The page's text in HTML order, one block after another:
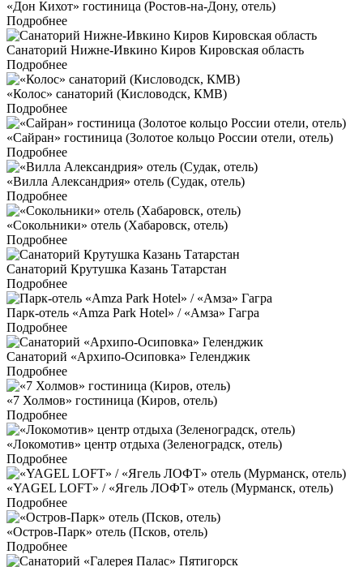
«Дон Кихот» гостиница (Ростов-на-Дону, отель)
Подробнее
Санаторий Нижне-Ивкино Киров Кировская область
Подробнее
«Колос» санаторий (Кисловодск, КМВ)
Подробнее
«Сайран» гостиница (Золотое кольцо России отели, отель)
Подробнее
«Вилла Александрия» отель (Судак, отель)
Подробнее
«Сокольники» отель (Хабаровск, отель)
Подробнее
Санаторий Крутушка Казань Татарстан
Подробнее
Парк-отель «Amza Park Hotel» / «Амза» Гагра
Подробнее
Санаторий «Архипо-Осиповка» Геленджик
Подробнее
«7 Холмов» гостиница (Киров, отель)
Подробнее
«Локомотив» центр отдыха (Зеленоградск, отель)
Подробнее
«YAGEL LOFT» / «Ягель ЛОФТ» отель (Мурманск, отель)
Подробнее
«Остров-Парк» отель (Псков, отель)
Подробнее